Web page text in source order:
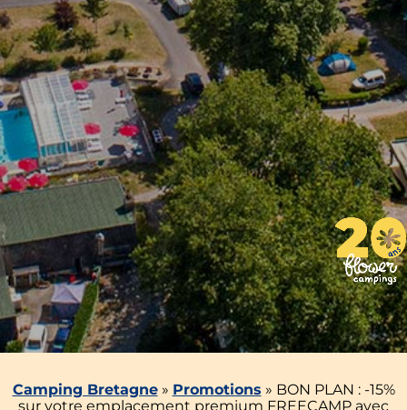
Camping Bretagne» Promotions » BON PLAN : -15%
sur votre emplacement premium FREECAMP avec